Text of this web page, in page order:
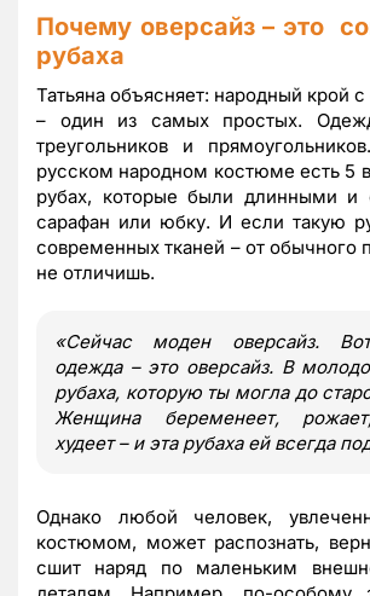
Почему оверсайз – это
рубаха
Татьяна объясняет: народный крой
– один из самых простых.
треугольников и
русском народном костюме есть 5
рубах, которые были длинными и
сарафан или юбку. И если такую
современных тканей – от обычного
не отличишь.
«Сейчас моден оверсайз.
одежда – это оверсайз. В
рубаха, которую ты могла до
Женщина беременеет,
худеет – и эта рубаха ей всегда
Однако любой человек,
костюмом, может распознать,
сшит наряд по маленьким